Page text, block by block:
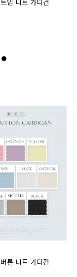
임 니트 가디건
튼 니트 가디건